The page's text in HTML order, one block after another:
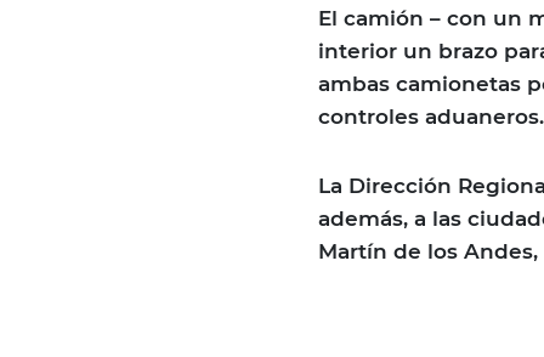
El camión – con un
interior un brazo
ambas camionetas
controles aduaneros.
La Dirección
además, a las
Martín de los